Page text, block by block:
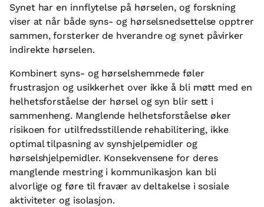
Synet har en innflytelse på hørselen, og forskning
viser at når både syns- og hørselsnedsettelse opptrer
sammen, forsterker de hverandre og synet påvirker
indirekte hørselen.
Kombinert syns- og hørselshemmede føler
frustrasjon og usikkerhet over ikke å bli møtt med en
helhetsforståelse der hørsel og syn blir sett i
sammenheng. Manglende helhetsforståelse øker
risikoen for utilfredsstillende rehabilitering, ikke
optimal tilpasning av synshjelpemidler og
hørselshjelpemidler. Konsekvensene for deres
manglende mestring i kommunikasjon kan bli
alvorlige og føre til fravær av deltakelse i sosiale
aktiviteter og isolasjon.